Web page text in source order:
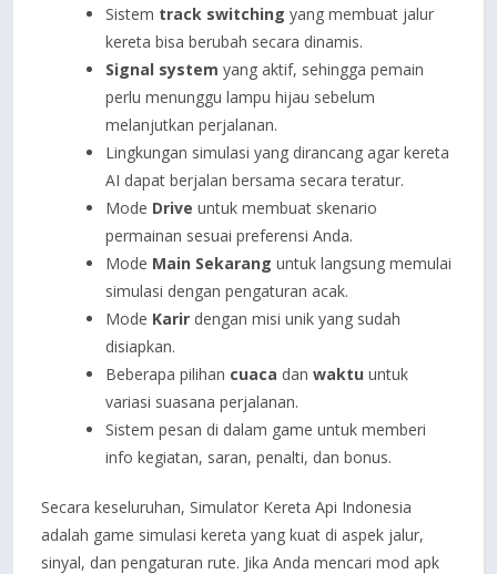
Sistem track switching yang membuat jalur
kereta bisa berubah secara dinamis.
Signal system yang aktif, sehingga pemain
perlu menunggu lampu hijau sebelum
melanjutkan perjalanan.
Lingkungan simulasi yang dirancang agar kereta
AI dapat berjalan bersama secara teratur.
Mode Drive untuk membuat skenario
permainan sesuai preferensi Anda.
Mode Main Sekarang untuk langsung memulai
simulasi dengan pengaturan acak.
Mode Karir dengan misi unik yang sudah
disiapkan.
Beberapa pilihan cuaca dan waktu untuk
variasi suasana perjalanan.
Sistem pesan di dalam game untuk memberi
info kegiatan, saran, penalti, dan bonus.
Secara keseluruhan, Simulator Kereta Api Indonesia
adalah game simulasi kereta yang kuat di aspek jalur,
sinyal, dan pengaturan rute. Jika Anda mencari mod apk